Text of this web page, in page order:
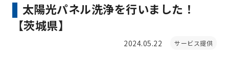
太陽光パネル洗浄を行いました！
【茨城県】
2024.05.22 サービス提供